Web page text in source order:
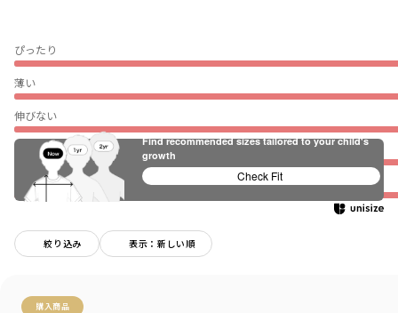
ぴったり
薄い
伸びない
普段着（通園・通学）
絞り込み 表示：新しい順
購入商品
Find recommended sizes tailored to your child's
growth
Check Fit